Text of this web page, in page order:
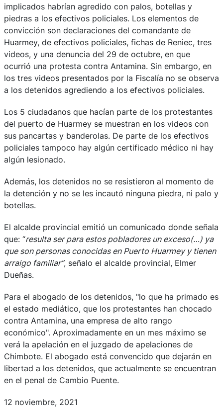
implicados habrían agredido con palos, botellas y
piedras a los efectivos policiales. Los elementos de
convicción son declaraciones del comandante de
Huarmey, de efectivos policiales, fichas de Reniec, tres
videos, y una denuncia del 29 de octubre, en que
ocurrió una protesta contra Antamina. Sin embargo, en
los tres videos presentados por la Fiscalía no se observa
a los detenidos agrediendo a los efectivos policiales.
Los 5 ciudadanos que hacían parte de los protestantes
del puerto de Huarmey se muestran en los videos con
sus pancartas y banderolas. De parte de los efectivos
policiales tampoco hay algún certificado médico ni hay
algún lesionado.
Además, los detenidos no se resistieron al momento de
la detención y no se les incautó ninguna piedra, ni palo y
botellas.
El alcalde provincial emitió un comunicado donde señala
que: “resulta ser para estos pobladores un exceso(…) ya
que son personas conocidas en Puerto Huarmey y tienen
arraigo familiar”, señalo el alcalde provincial, Elmer
Dueñas.
Para el abogado de los detenidos, "lo que ha primado es
el estado mediático, que los protestantes han chocado
contra Antamina, una empresa de alto rango
económico". Aproximadamente en un mes máximo se
verá la apelación en el juzgado de apelaciones de
Chimbote. El abogado está convencido que dejarán en
libertad a los detenidos, que actualmente se encuentran
en el penal de Cambio Puente.
12 noviembre, 2021